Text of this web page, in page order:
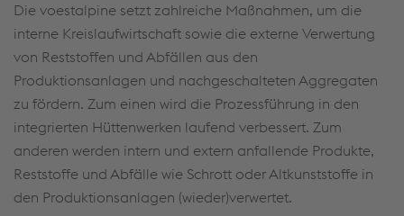
Die voestalpine setzt zahlreiche Maßnahmen, um die
interne Kreislaufwirtschaft sowie die externe Verwertung
von Reststoffen und Abfällen aus den
Produktionsanlagen und nachgeschalteten Aggregaten
zu fördern. Zum einen wird die Prozessführung in den
integrierten Hüttenwerken laufend verbessert. Zum
anderen werden intern und extern anfallende Produkte,
Reststoffe und Abfälle wie Schrott oder Altkunststoffe in
den Produktionsanlagen (wieder)verwertet.
Cookies (inklusive von Anbietern aus unsicheren
Drittstaaten) akzeptieren“ klicken, willigen Sie
zugleich ausdrücklich gemäß Artikel 49 Absatz 1
lit. a DSGVO ein, dass Ihre personenbezogenen
Daten auch außerhalb der EU, mit dem Risiko
eines geheimen Zugriffs durch Behörden und
Nutzung zur Überwachungszwecken,
möglicherweise auch ohne
Rechtsbehelfsmöglichkeiten, verarbeitet werden